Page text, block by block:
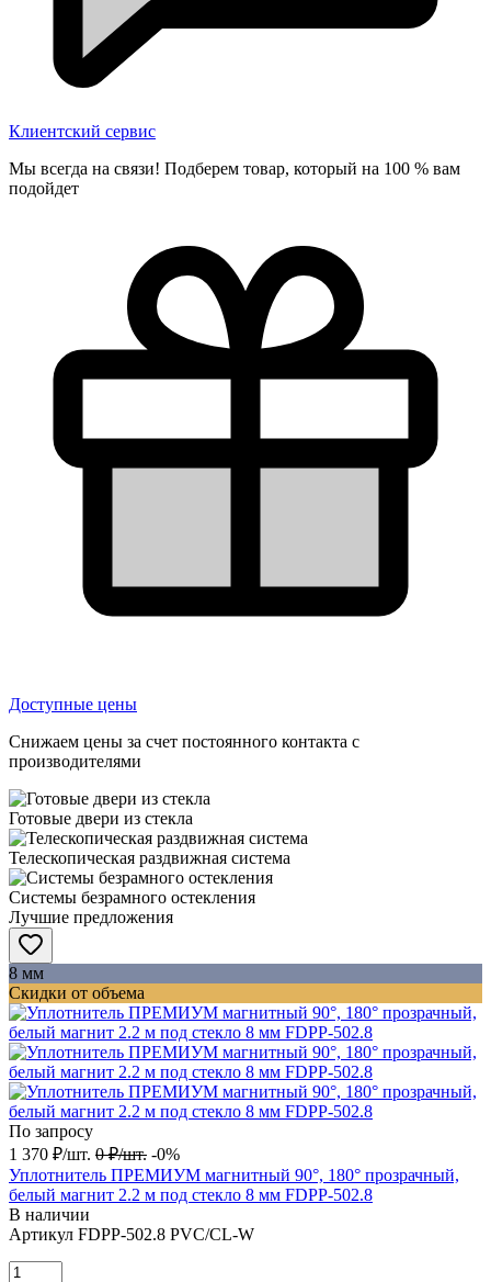
Клиентский сервис
Мы всегда на связи! Подберем товар, который на 100 % вам
подойдет
Доступные цены
Снижаем цены за счет постоянного контакта с
производителями
Готовые двери из стекла
Телескопическая раздвижная система
Системы безрамного остекления
Лучшие предложения
8 мм
Скидки от объема
По запросу
1 370 ₽/шт. 0 ₽/шт. -0%
Уплотнитель ПРЕМИУМ магнитный 90°, 180° прозрачный,
белый магнит 2.2 м под стекло 8 мм FDPP-502.8
В наличии
Артикул FDPP-502.8 PVC/CL-W